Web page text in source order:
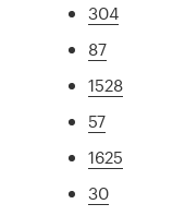
304
87
1528
57
1625
30